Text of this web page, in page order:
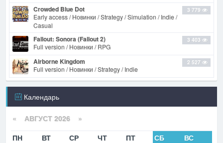
3 779
Crowded Blue Dot
Early access / Новинки / Strategy / Simulation / Indie /
Casual
3 403
Fallout: Sonora (Fallout 2)
Full version / Новинки / RPG
2 527
Airborne Kingdom
Full version / Новинки / Strategy / Indie
Календарь
« АВГУСТ 2026 »
ПН
ВТ СР ЧТ ПТ СБ
ВС